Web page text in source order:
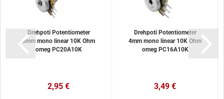
Drehpoti Potentiometer
6mm mono linear 10K Ohm
omeg PC20A10K
2,95 €
Drehpoti Potentiometer
4mm mono linear 10K Ohm
omeg PC16A10K
3,49 €